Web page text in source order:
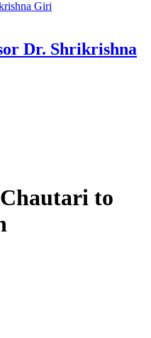
Dr. Shrikrishna
to